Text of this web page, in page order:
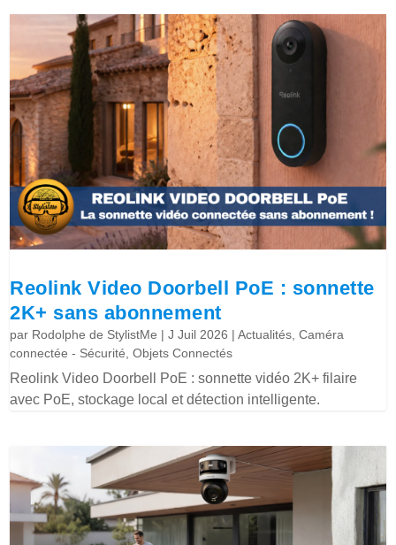
Reolink Video Doorbell PoE : sonnette
2K+ sans abonnement
par Rodolphe de StylistMe |J Juil 2026 |Actualités,Caméra
connectée - Sécurité,Objets Connectés
Reolink Video Doorbell PoE : sonnette vidéo 2K+ filaire
avec PoE, stockage local et détection intelligente.